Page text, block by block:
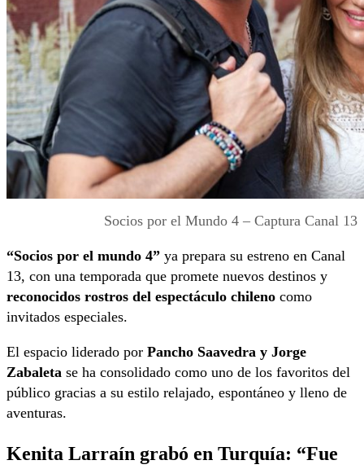
Socios por el Mundo 4 – Captura Canal 13
“Socios por el mundo 4” ya prepara su estreno en Canal
13, con una temporada que promete nuevos destinos y
reconocidos rostros del espectáculo chileno como
invitados especiales.
El espacio liderado por Pancho Saavedra y Jorge
Zabaleta se ha consolidado como uno de los favoritos del
público gracias a su estilo relajado, espontáneo y lleno de
aventuras.
Kenita Larraín grabó en Turquía: “Fue